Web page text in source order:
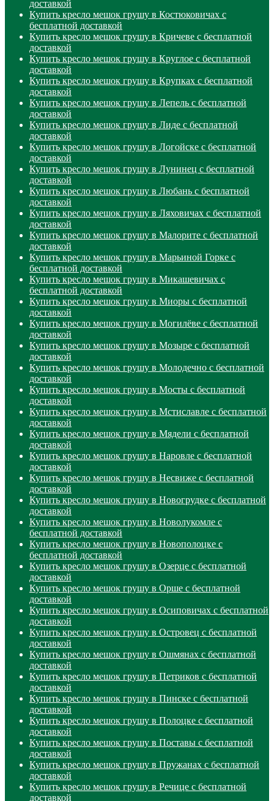
доставкой
Купить кресло мешок грушу в Костюковичах с
бесплатной доставкой
Купить кресло мешок грушу в Кричеве с бесплатной
доставкой
Купить кресло мешок грушу в Круглое с бесплатной
доставкой
Купить кресло мешок грушу в Крупках с бесплатной
доставкой
Купить кресло мешок грушу в Лепель с бесплатной
доставкой
Купить кресло мешок грушу в Лиде с бесплатной
доставкой
Купить кресло мешок грушу в Логойске с бесплатной
доставкой
Купить кресло мешок грушу в Лунинец с бесплатной
доставкой
Купить кресло мешок грушу в Любань с бесплатной
доставкой
Купить кресло мешок грушу в Ляховичах с бесплатной
доставкой
Купить кресло мешок грушу в Малорите с бесплатной
доставкой
Купить кресло мешок грушу в Марьиной Горке с
бесплатной доставкой
Купить кресло мешок грушу в Микашевичах с
бесплатной доставкой
Купить кресло мешок грушу в Миоры с бесплатной
доставкой
Купить кресло мешок грушу в Могилёве с бесплатной
доставкой
Купить кресло мешок грушу в Мозыре с бесплатной
доставкой
Купить кресло мешок грушу в Молодечно с бесплатной
доставкой
Купить кресло мешок грушу в Мосты с бесплатной
доставкой
Купить кресло мешок грушу в Мстиславле с бесплатной
доставкой
Купить кресло мешок грушу в Мядели с бесплатной
доставкой
Купить кресло мешок грушу в Наровле с бесплатной
доставкой
Купить кресло мешок грушу в Несвиже с бесплатной
доставкой
Купить кресло мешок грушу в Новогрудке с бесплатной
доставкой
Купить кресло мешок грушу в Новолукомле с
бесплатной доставкой
Купить кресло мешок грушу в Новополоцке с
бесплатной доставкой
Купить кресло мешок грушу в Озерце с бесплатной
доставкой
Купить кресло мешок грушу в Орше с бесплатной
доставкой
Купить кресло мешок грушу в Осиповичах с бесплатной
доставкой
Купить кресло мешок грушу в Островец с бесплатной
доставкой
Купить кресло мешок грушу в Ошмянах с бесплатной
доставкой
Купить кресло мешок грушу в Петриков с бесплатной
доставкой
Купить кресло мешок грушу в Пинске с бесплатной
доставкой
Купить кресло мешок грушу в Полоцке с бесплатной
доставкой
Купить кресло мешок грушу в Поставы с бесплатной
доставкой
Купить кресло мешок грушу в Пружанах с бесплатной
доставкой
Купить кресло мешок грушу в Речице с бесплатной
доставкой